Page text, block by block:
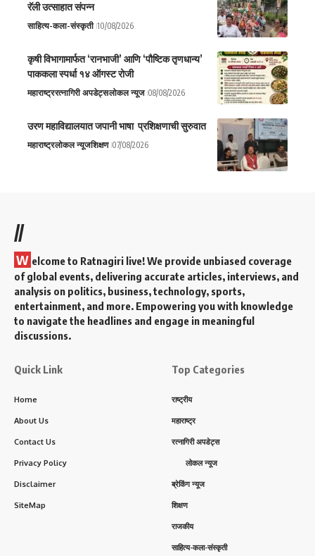
रॅली उत्साहात संपन्न
साहित्य-कला-संस्कृती 10/08/2026
कृषी विभागामार्फत ‘रानभाजी’ आणि ‘पौष्टिक तृणधान्य’
पाककला स्पर्धा १४ ऑगस्ट रोजी
महाराष्ट्ररत्नागिरी अपडेट्सलोकल न्यूज 08/08/2026
उरण महाविद्यालयात जपानी भाषा प्रशिक्षणाची सुरुवात
महाराष्ट्रलोकल न्यूजशिक्षण 07/08/2026
//
W elcome to Ratnagiri live! We provide unbiased coverage
of global events, delivering accurate articles, interviews, and
analysis on politics, business, technology, sports,
entertainment, and more. Empowering you with knowledge
to navigate the headlines and engage in meaningful
discussions.
Quick Link
Home
About Us
Contact Us
Privacy Policy
Disclaimer
SiteMap
Top Categories
राष्ट्रीय
महाराष्ट्र
रत्नागिरी अपडेट्स
लोकल न्यूज
ब्रेकिंग न्यूज
शिक्षण
राजकीय
साहित्य-कला-संस्कृती